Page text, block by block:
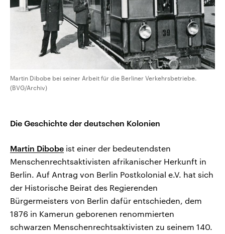
Martin Dibobe bei seiner Arbeit für die Berliner Verkehrsbetriebe.
(BVG/Archiv)
Die Geschichte der deutschen Kolonien
Martin Dibobe ist einer der bedeutendsten
Menschenrechtsaktivisten afrikanischer Herkunft in
Berlin. Auf Antrag von Berlin Postkolonial e.V. hat sich
der Historische Beirat des Regierenden
Bürgermeisters von Berlin dafür entschieden, dem
1876 in Kamerun geborenen renommierten
schwarzen Menschenrechtsaktivisten zu seinem 140.